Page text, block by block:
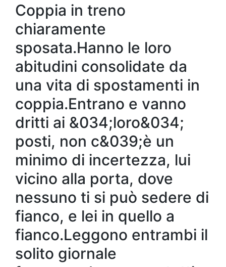
Coppia in treno
chiaramente
sposata.Hanno le loro
abitudini consolidate da
una vita di spostamenti in
coppia.Entrano e vanno
dritti ai &034;loro&034;
posti, non c&039;è un
minimo di incertezza, lui
vicino alla porta, dove
nessuno ti si può sedere di
fianco, e lei in quello a
fianco.Leggono entrambi il
solito giornale